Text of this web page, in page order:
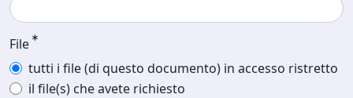
File
tutti i file (di questo documento) in accesso ristretto
il file(s) che avete richiesto